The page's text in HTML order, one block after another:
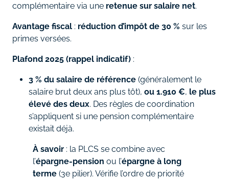
complémentaire via une retenue sur salaire net.
Avantage fiscal : réduction d’impôt de 30 % sur les
primes versées.
Plafond 2025 (rappel indicatif) :
3 % du salaire de référence (généralement le
salaire brut deux ans plus tôt), ou 1.910 €, le plus
élevé des deux. Des règles de coordination
s’appliquent si une pension complémentaire
existait déjà.
À savoir : la PLCS se combine avec
l’épargne‑pension ou l’épargne à long
terme (3e pilier). Vérifie l’ordre de priorité